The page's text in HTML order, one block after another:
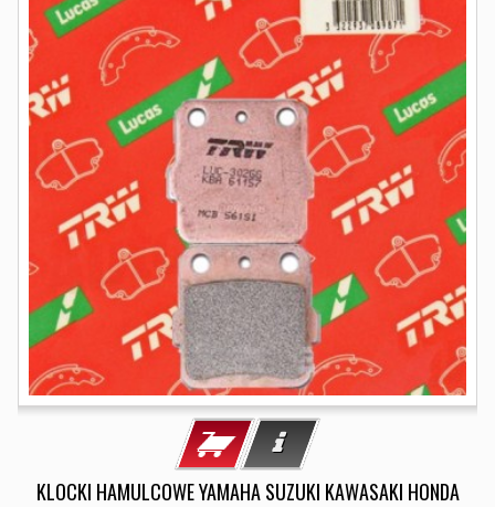
KLOCKI HAMULCOWE YAMAHA SUZUKI KAWASAKI HONDA